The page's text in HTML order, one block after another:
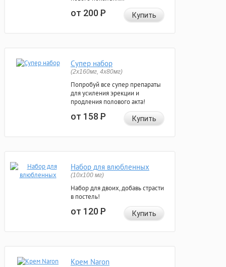
от 200Р Купить
Супер набор
(2х160мг, 4х80мг)
Попробуй все супер препараты
для усиления эрекции и
продления полового акта!
от 158Р Купить
Набор для влюбленных
(10х100 мг)
Набор для двоих, добавь страсти
в постель!
от 120Р Купить
Крем Naron